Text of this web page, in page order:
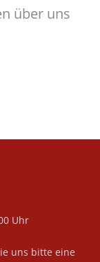
über uns
Uhr
uns bitte eine